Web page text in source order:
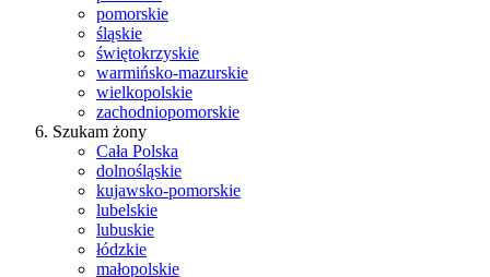
pomorskie
śląskie
świętokrzyskie
warmińsko-mazurskie
wielkopolskie
zachodniopomorskie
Szukam żony
Cała Polska
dolnośląskie
kujawsko-pomorskie
lubelskie
lubuskie
łódzkie
małopolskie